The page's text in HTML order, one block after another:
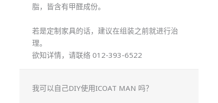
脂，皆含有甲醛成份。
若是定制家具的话，建议在组装之前就进行治
理。
欲知详情，请联络 012-393-6522
我可以自己DIY使用ICOAT MAN 吗？